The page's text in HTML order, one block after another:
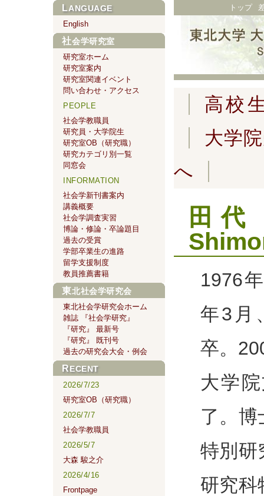
トップ
高校
大学
へ
田
1976
年3月
卒。
大学
了。博
特別研
研究科
LANGUAGE
English
社会学研究室
研究室ホーム
研究室案内
研究室関連イベント
問い合わせ・アクセス
PEOPLE
社会学教職員
研究員・大学院生
研究室OB（研究職）
研究カテゴリ別一覧
同窓会
INFORMATION
社会学新刊書案内
講義概要
社会学調査実習
博論・修論・卒論題目
過去の受賞
学部卒業生の進路
留学支援制度
教員推薦書籍
東北社会学研究会
東北社会学研究会ホーム
雑誌 『社会学研究』
『研究』 最新号
『研究』 既刊号
過去の研究会大会・例会
RECENT
2026/7/23
研究室OB（研究職）
2026/7/7
社会学教職員
2026/5/7
大森 駿之介
2026/4/16
Frontpage